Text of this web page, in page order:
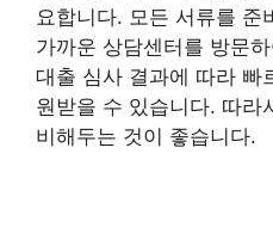
요합니다. 모든 서류를 준
가까운 상담센터를 방문
대출 심사 결과에 따라 빠
원받을 수 있습니다. 따라
비해두는 것이 좋습니다.